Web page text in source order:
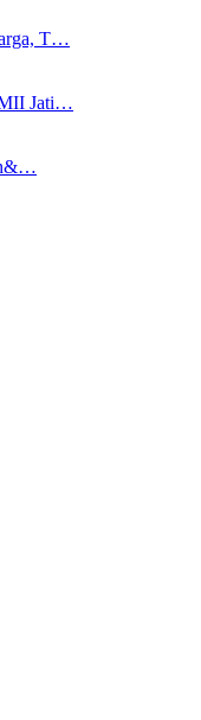
T…
Jati…